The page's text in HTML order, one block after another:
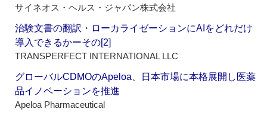
サイネオス・ヘルス・ジャパン株式会社
治験文書の翻訳・ローカライゼーションにAIをどれだけ
導入できるかーその[2]
TRANSPERFECT INTERNATIONAL LLC
グローバルCDMOのApeloa、日本市場に本格展開し医薬
品イノベーションを推進
Apeloa Pharmaceutical